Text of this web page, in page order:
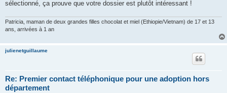
sélectionné, ça prouve que votre dossier est plutôt intéressant !
Patricia, maman de deux grandes filles chocolat et miel (Ethiopie/Vietnam) de 17 et 13
ans, arrivées à 1 an
julienetguillaume
Re: Premier contact téléphonique pour une adoption hors
département